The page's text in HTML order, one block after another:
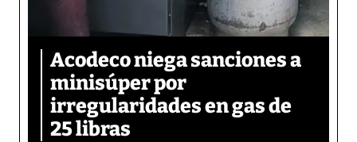
Acodeco niega sanciones a
minisúper por
irregularidades en gas de
25 libras